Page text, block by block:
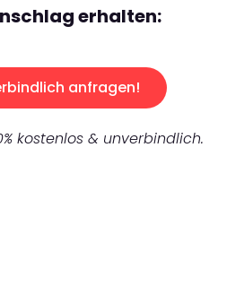
erhalten:
anfragen!
kostenlos & unverbindlich.